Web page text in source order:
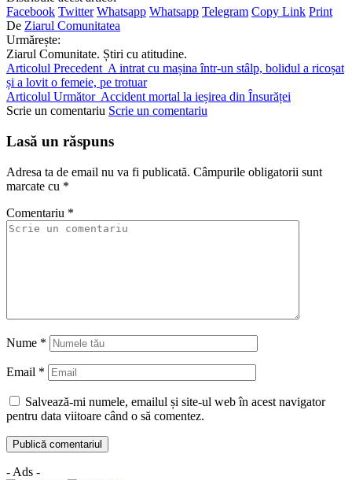
Facebook Twitter Whatsapp Whatsapp Telegram Copy Link Print
De Ziarul Comunitatea
Urmărește:
Ziarul Comunitate. Știri cu atitudine.
Articolul Precedent A intrat cu mașina într-un stâlp, bolidul a ricoșat
și a lovit o femeie, pe trotuar
Articolul Următor Accident mortal la ieșirea din Însurăței
Scrie un comentariu Scrie un comentariu
Lasă un răspuns
Adresa ta de email nu va fi publicată. Câmpurile obligatorii sunt
marcate cu *
Comentariu *
Nume *
Email *
Salvează-mi numele, emailul și site-ul web în acest navigator
pentru data viitoare când o să comentez.
- Ads -